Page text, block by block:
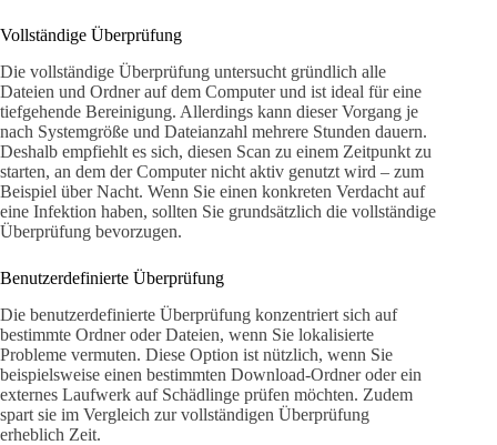
Vollständige Überprüfung
Die vollständige Überprüfung untersucht gründlich alle
Dateien und Ordner auf dem Computer und ist ideal für eine
tiefgehende Bereinigung. Allerdings kann dieser Vorgang je
nach Systemgröße und Dateianzahl mehrere Stunden dauern.
Deshalb empfiehlt es sich, diesen Scan zu einem Zeitpunkt zu
starten, an dem der Computer nicht aktiv genutzt wird – zum
Beispiel über Nacht. Wenn Sie einen konkreten Verdacht auf
eine Infektion haben, sollten Sie grundsätzlich die vollständige
Überprüfung bevorzugen.
Benutzerdefinierte Überprüfung
Die benutzerdefinierte Überprüfung konzentriert sich auf
bestimmte Ordner oder Dateien, wenn Sie lokalisierte
Probleme vermuten. Diese Option ist nützlich, wenn Sie
beispielsweise einen bestimmten Download-Ordner oder ein
externes Laufwerk auf Schädlinge prüfen möchten. Zudem
spart sie im Vergleich zur vollständigen Überprüfung
erheblich Zeit.